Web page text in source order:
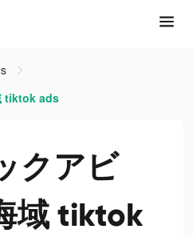
tiktok ads
クアビ
域 tiktok